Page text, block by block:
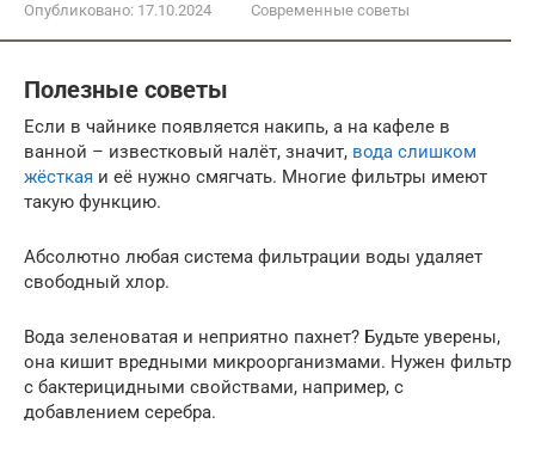
Опубликовано: 17.10.2024 Современные советы
Полезные советы
Если в чайнике появляется накипь, а на кафеле в
ванной – известковый налёт, значит, вода слишком
жёсткая и её нужно смягчать. Многие фильтры имеют
такую функцию.
Абсолютно любая система фильтрации воды удаляет
свободный хлор.
Вода зеленоватая и неприятно пахнет? Будьте уверены,
она кишит вредными микроорганизмами. Нужен фильтр
с бактерицидными свойствами, например, с
добавлением серебра.